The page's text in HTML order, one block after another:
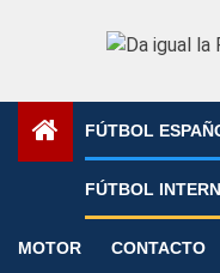
FÚTBOL
FÚTBOL
MOTOR CONTACTO
»
Huijsen